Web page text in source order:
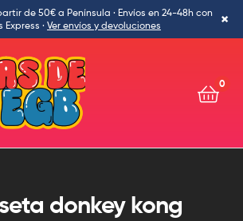
de 50€ a Península · Envíos en 24-48h con
Express · Ver envíos y devoluciones ×
0
donkey kong